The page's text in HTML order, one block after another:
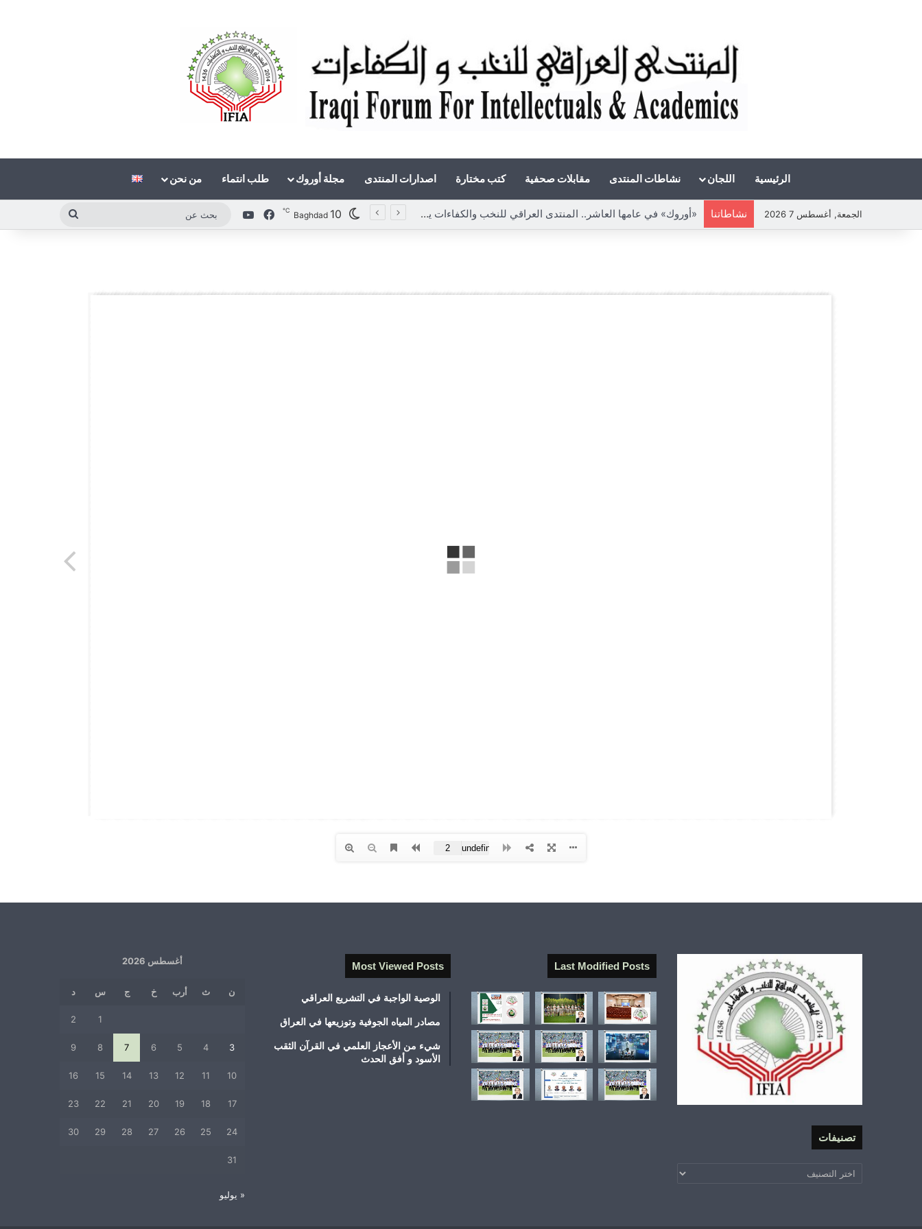
الرئيسية اللجان نشاطات المنتدى مقابلات صحفية كتب مختارة اصدارات المنتدى مجلة أوروك طلب انتماء من نحن
الجمعة, أغسطس 7 2026 نشاطاتنا «أوروك» في عامها العاشر.. المنتدى العراقي للنخب والكفاءات يصدر عددًا جديدًا ببحوث علمية تعالج قضايا الاقتصاد والطاقة Baghdad 10
℃ فيسبوك‫YouTube
تصنيفات
تصنيفات
Last Modified Posts
Most Viewed Posts
الوصية الواجبة في التشريع العراقي
مصادر المياه الجوفية وتوزيعها في العراق
شيء من الأعجاز العلمي في القرآن الثقب
الأسود و أفق الحدث
أغسطس 2026
ن ث أرب خ ج س د
1
2
3
4
5
6
7
8
9
10
11
12
13
14
15
16
17
18
19
20
21
22
23
24
25
26
27
28
29
30
31
« يوليو